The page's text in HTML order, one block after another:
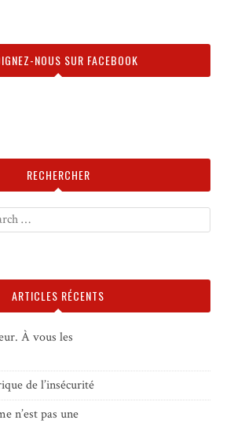
NOUS SUR FACEBOOK
RECHERCHER
ARTICLES RÉCENTS
À vous les
de l’insécurité
n’est pas une